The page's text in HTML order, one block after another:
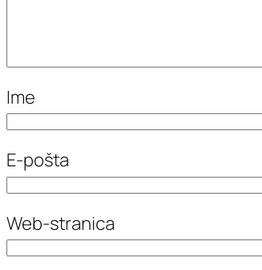
Ime
E-pošta
Web-stranica